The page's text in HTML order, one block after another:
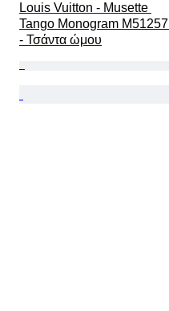
Louis Vuitton - Musette
Tango Monogram M51257
- Τσάντα ώμου